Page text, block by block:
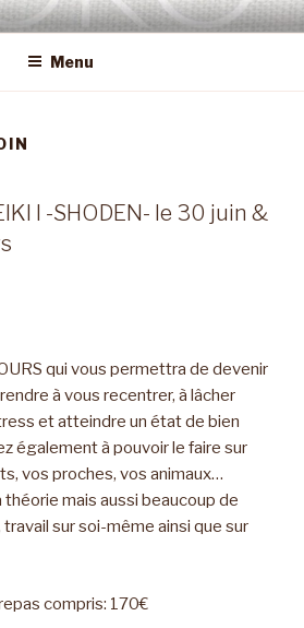
Usui sur Béziers, Agde et Toulouse
Menu
I -SHODEN- le 30 juin &
qui vous permettra de devenir
à vous recentrer, à lâcher
et atteindre un état de bien
également à pouvoir le faire sur
vos proches, vos animaux…
mais aussi beaucoup de
sur soi-même ainsi que sur
compris: 170€